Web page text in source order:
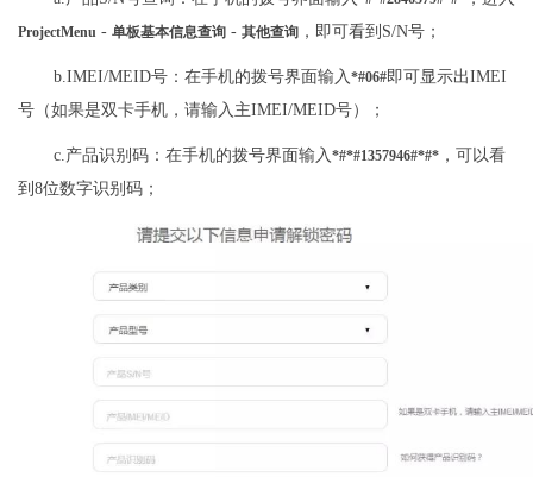
ProjectMenu - 单板基本信息查询 - 其他查询 ，即可看到S/N号；
b.IMEI/MEID号：在手机的拨号界面输入*#06#即可显示出IMEI
号（如果是双卡手机，请输入主IMEI/MEID号）；
c.产品识别码：在手机的拨号界面输入*#*#1357946#*#* ，可以看
到8位数字识别码；